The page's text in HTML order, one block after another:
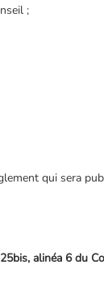
;
qui sera
alinéa 6 du